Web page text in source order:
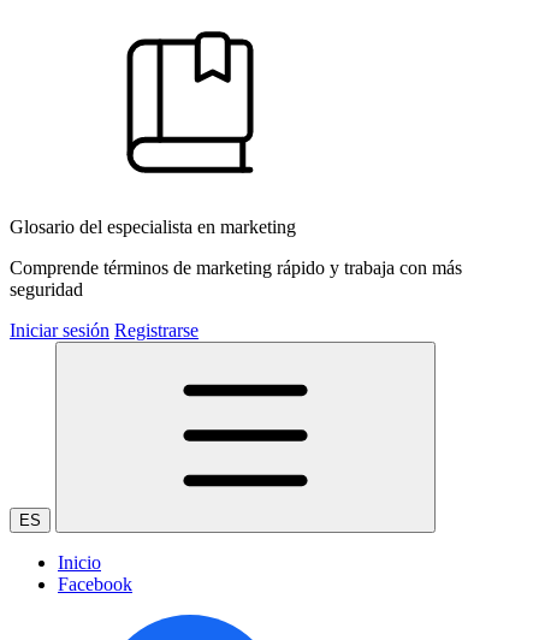
Glosario del especialista en marketing
Comprende términos de marketing rápido y trabaja con más
seguridad
Iniciar sesión Registrarse
ES
Inicio
Facebook